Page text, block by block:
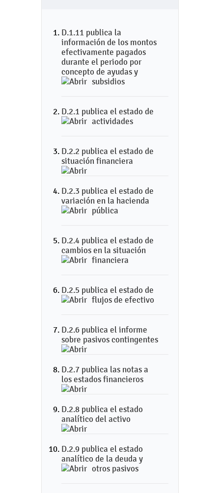
D.1.11 publica la
información de los montos
efectivamente pagados
durante el periodo por
concepto de ayudas y
subsidios
D.2.1 publica el estado de
actividades
D.2.2 publica el estado de
situación financiera
D.2.3 publica el estado de
variación en la hacienda
pública
D.2.4 publica el estado de
cambios en la situación
financiera
D.2.5 publica el estado de
flujos de efectivo
D.2.6 publica el informe
sobre pasivos contingentes
D.2.7 publica las notas a
los estados financieros
D.2.8 publica el estado
analítico del activo
D.2.9 publica el estado
analítico de la deuda y
otros pasivos